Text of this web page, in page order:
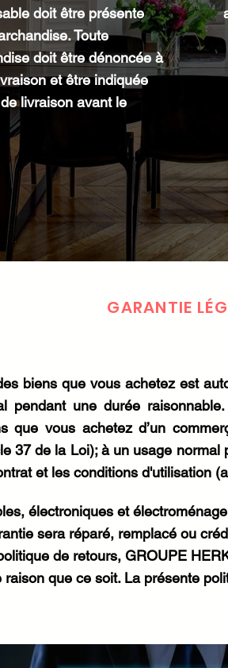
doit être présente
Toute
doit être dénoncée à
et être indiquée
livraison avant le
GARANTIE
biens que vous achetez est
pendant une durée
que vous achetez d’un
37 de la Loi); à un usage
et les conditions d'utilisation
électroniques et
sera réparé, remplacé ou
de retours, GROUPE
que ce soit. La présente